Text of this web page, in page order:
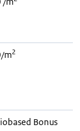
m2
Bonus